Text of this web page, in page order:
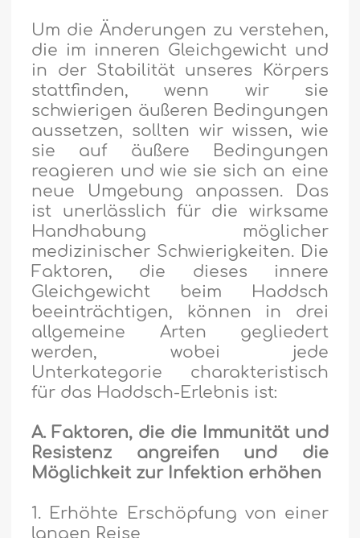
Um die Änderungen zu verstehen,
die im inneren Gleichgewicht und
in der Stabilität unseres Körpers
stattfinden, wenn wir sie
schwierigen äußeren Bedingungen
aussetzen, sollten wir wissen, wie
sie auf äußere Bedingungen
reagieren und wie sie sich an eine
neue Umgebung anpassen. Das
ist unerlässlich für die wirksame
Handhabung möglicher
medizinischer Schwierigkeiten. Die
Faktoren, die dieses innere
Gleichgewicht beim Haddsch
beeinträchtigen, können in drei
allgemeine Arten gegliedert
werden, wobei jede
Unterkategorie charakteristisch
für das Haddsch-Erlebnis ist:
A. Faktoren, die die Immunität und
Resistenz angreifen und die
Möglichkeit zur Infektion erhöhen
1. Erhöhte Erschöpfung von einer
langen Reise